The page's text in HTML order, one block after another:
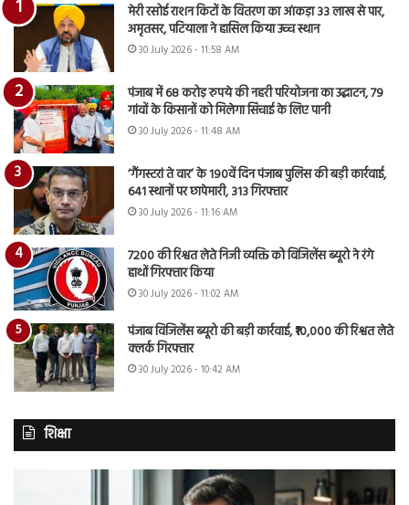
मेरी रसोई राशन किटों के वितरण का आंकड़ा 33 लाख से पार,
अमृतसर, पटियाला ने हासिल किया उच्च स्थान
30 July 2026 - 11:58 AM
पंजाब में 68 करोड़ रुपये की नहरी परियोजना का उद्घाटन, 79
गांवों के किसानों को मिलेगा सिंचाई के लिए पानी
30 July 2026 - 11:48 AM
‘गैंगस्टरां ते वार’ के 190वें दिन पंजाब पुलिस की बड़ी कार्रवाई,
641 स्थानों पर छापेमारी, 313 गिरफ्तार
30 July 2026 - 11:16 AM
7200 की रिश्वत लेते निजी व्यक्ति को विजिलेंस ब्यूरो ने रंगे
हाथों गिरफ्तार किया
30 July 2026 - 11:02 AM
पंजाब विजिलेंस ब्यूरो की बड़ी कार्रवाई, ₹10,000 की रिश्वत लेते
क्लर्क गिरफ्तार
30 July 2026 - 10:42 AM
शिक्षा